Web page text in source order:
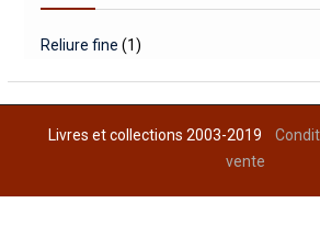
Reliure fine (1)
Livres et collections 2003-2019
vente